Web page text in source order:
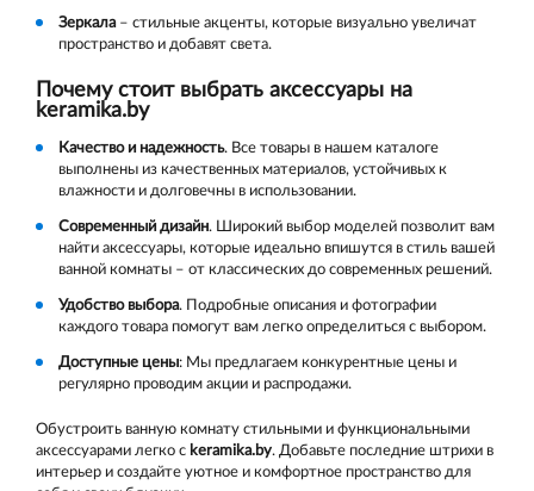
Зеркала– стильные акценты, которые визуально увеличат
пространство и добавят света.
Почему стоит выбрать аксессуары на
keramika.by
Качество и надежность. Все товары в нашем каталоге
выполнены из качественных материалов, устойчивых к
влажности и долговечны в использовании.
Современный дизайн. Широкий выбор моделей позволит вам
найти аксессуары, которые идеально впишутся в стиль вашей
ванной комнаты – от классических до современных решений.
Удобство выбора. Подробные описания и фотографии
каждого товара помогут вам легко определиться с выбором.
Доступные цены: Мы предлагаем конкурентные цены и
регулярно проводим акции и распродажи.
Обустроить ванную комнату стильными и функциональными
аксессуарами легко с keramika.by. Добавьте последние штрихи в
интерьер и создайте уютное и комфортное пространство для